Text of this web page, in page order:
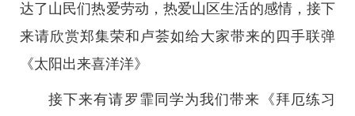
达了山民们热爱劳动，热爱山区生活的感情，接下
来请欣赏郑集荣和卢荟如给大家带来的四手联弹
《太阳出来喜洋洋》
接下来有请罗霏同学为我们带来《拜厄练习